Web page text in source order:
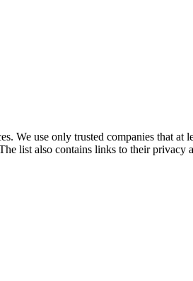
We use only trusted companies that
list also contains links to their privacy